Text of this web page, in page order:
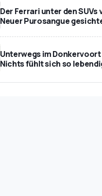
Der Ferrari unter den
Neuer Purosangue
Unterwegs im Donkervoort
Nichts fühlt sich so